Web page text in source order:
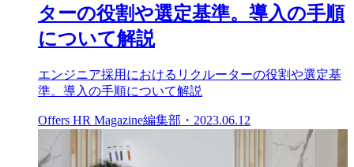
ターの役割や選定基準。導入の手順
について解説
エンジニア採用におけるリクルーターの役割や選定基
準。導入の手順について解説
Offers HR Magazine編集部 ・ 2023.06.12